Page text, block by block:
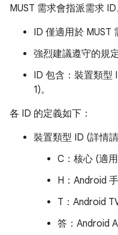
MUST 需求會指派需求 ID
ID 僅適用於 MUST
強烈建議遵守的規
ID 包含：裝置類型
1)。
各 ID 的定義如下：
裝置類型 ID (詳情
C：核心 (適
H：Android
T：Android
答：Android